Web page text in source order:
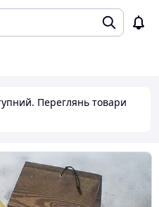
Переглянь товари